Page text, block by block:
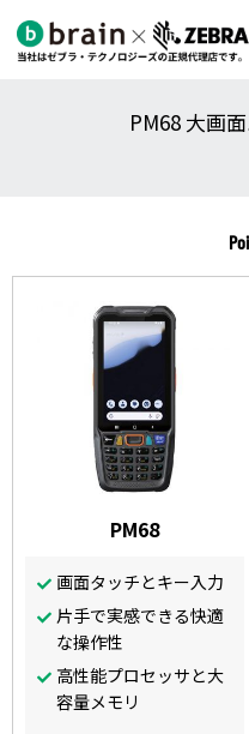
PM68 大画
PM68
画面タッチとキー入力
片手で実感できる快適
な操作性
高性能プロセッサと大
容量メモリ